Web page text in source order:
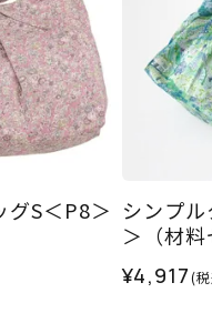
グS＜P8＞ シンプ
＞（材料
¥4,917(